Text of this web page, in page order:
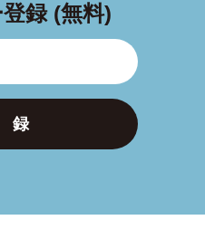
録 (無料)
録